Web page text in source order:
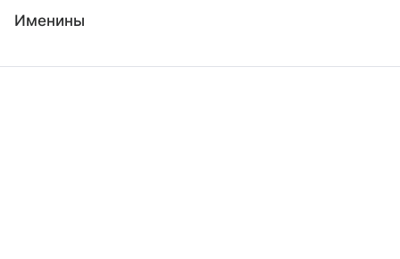
Именины